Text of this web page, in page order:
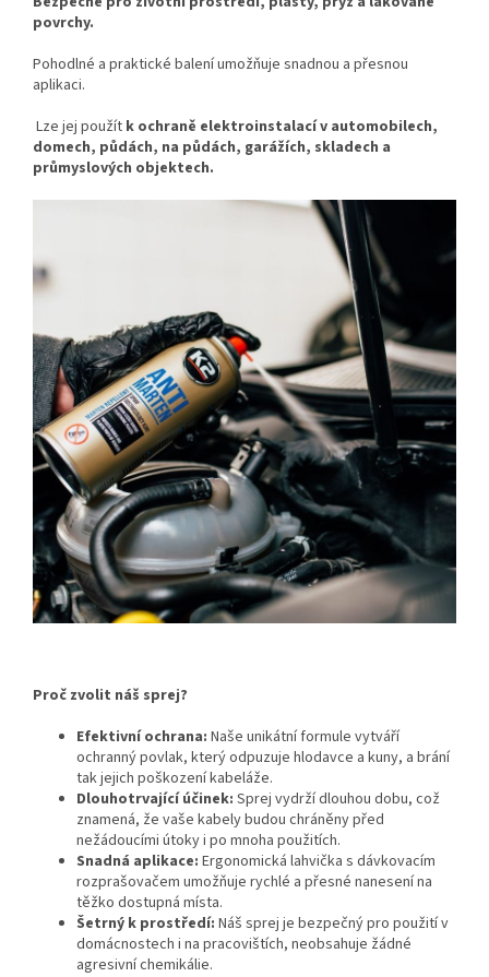
povrchy.
Pohodlné a praktické balení umožňuje snadnou a přesnou
aplikaci.
Lze jej použít k ochraně elektroinstalací v automobilech,
domech, půdách, na půdách, garážích, skladech a
průmyslových objektech.
Proč zvolit náš sprej?
Efektivní ochrana: Naše unikátní formule vytváří
ochranný povlak, který odpuzuje hlodavce a kuny, a brání
tak jejich poškození kabeláže.
Dlouhotrvající účinek: Sprej vydrží dlouhou dobu, což
znamená, že vaše kabely budou chráněny před
nežádoucími útoky i po mnoha použitích.
Snadná aplikace: Ergonomická lahvička s dávkovacím
rozprašovačem umožňuje rychlé a přesné nanesení na
těžko dostupná místa.
Šetrný k prostředí: Náš sprej je bezpečný pro použití v
domácnostech i na pracovištích, neobsahuje žádné
agresivní chemikálie.